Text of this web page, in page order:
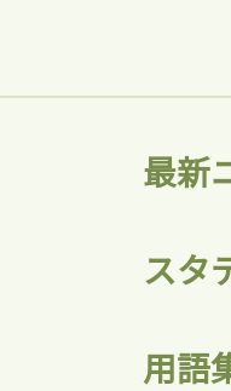
最新
スタ
用語